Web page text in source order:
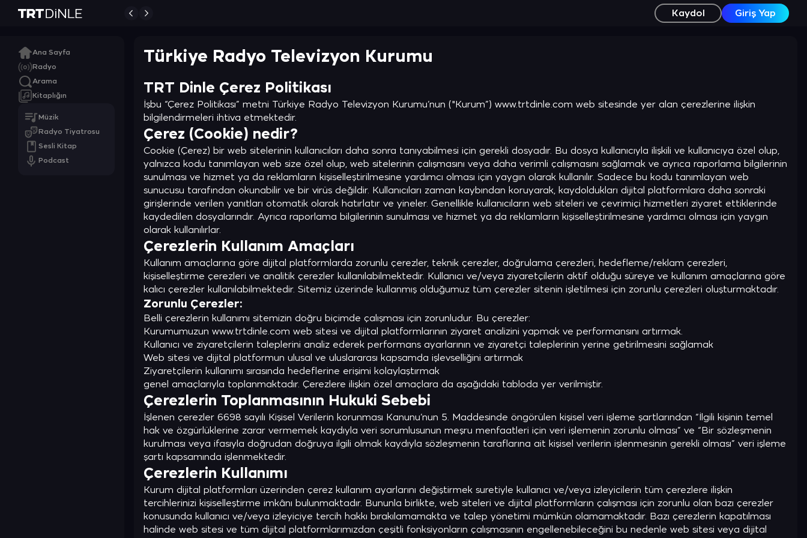
Kaydol Giriş Yap
Ana Sayfa
Radyo
Arama
Kitaplığın
Müzik
Radyo Tiyatrosu
Sesli Kitap
Podcast
Türkiye Radyo Televizyon Kurumu
TRT Dinle Çerez Politikası
İşbu “Çerez Politikası” metni Türkiye Radyo Televizyon Kurumu’nun ("Kurum”) www.trtdinle.com web sitesinde yer alan çerezlerine ilişkin
bilgilendirmeleri ihtiva etmektedir.
Çerez (Cookie) nedir?
Cookie (Çerez) bir web sitelerinin kullanıcıları daha sonra tanıyabilmesi için gerekli dosyadır. Bu dosya kullanıcıyla ilişkili ve kullanıcıya özel olup,
yalnızca kodu tanımlayan web size özel olup, web sitelerinin çalışmasını veya daha verimli çalışmasını sağlamak ve ayrıca raporlama bilgilerinin
sunulması ve hizmet ya da reklamların kişiselleştirilmesine yardımcı olması için yaygın olarak kullanılır. Sadece bu kodu tanımlayan web
sunucusu tarafından okunabilir ve bir virüs değildir. Kullanıcıları zaman kaybından koruyarak, kaydoldukları dijital platformlara daha sonraki
girişlerinde verilen yanıtları otomatik olarak hatırlatır ve yineler. Genellikle kullanıcıların web siteleri ve çevrimiçi hizmetleri ziyaret ettiklerinde
kaydedilen dosyalarındır. Ayrıca raporlama bilgilerinin sunulması ve hizmet ya da reklamların kişiselleştirilmesine yardımcı olması için yaygın
olarak kullanılırlar.
Çerezlerin Kullanım Amaçları
Kullanım amaçlarına göre dijital platformlarda zorunlu çerezler, teknik çerezler, doğrulama çerezleri, hedefleme/reklam çerezleri,
kişiselleştirme çerezleri ve analitik çerezler kullanılabilmektedir. Kullanıcı ve/veya ziyaretçilerin aktif olduğu süreye ve kullanım amaçlarına göre
kalıcı çerezler kullanılabilmektedir. Sitemiz üzerinde kullanmış olduğumuz tüm çerezler sitenin işletilmesi için zorunlu çerezleri oluşturmaktadır.
Zorunlu Çerezler:
Belli çerezlerin kullanımı sitemizin doğru biçimde çalışması için zorunludur. Bu çerezler:
Kurumumuzun www.trtdinle.com web sitesi ve dijital platformlarının ziyaret analizini yapmak ve performansını artırmak.
Kullanıcı ve ziyaretçilerin taleplerini analiz ederek performans ayarlarının ve ziyaretçi taleplerinin yerine getirilmesini sağlamak
Web sitesi ve dijital platformun ulusal ve uluslararası kapsamda işlevselliğini artırmak
Ziyaretçilerin kullanımı sırasında hedeflerine erişimi kolaylaştırmak
genel amaçlarıyla toplanmaktadır. Çerezlere ilişkin özel amaçlara da aşağıdaki tabloda yer verilmiştir.
Çerezlerin Toplanmasının Hukuki Sebebi
İşlenen çerezler 6698 sayılı Kişisel Verilerin korunması Kanunu’nun 5. Maddesinde öngörülen kişisel veri işleme şartlarından “İlgili kişinin temel
hak ve özgürlüklerine zarar vermemek kaydıyla veri sorumlusunun meşru menfaatleri için veri işlemenin zorunlu olması” ve “Bir sözleşmenin
kurulması veya ifasıyla doğrudan doğruya ilgili olmak kaydıyla sözleşmenin taraflarına ait kişisel verilerin işlenmesinin gerekli olması” veri işleme
şartı kapsamında işlenmektedir.
Çerezlerin Kullanımı
Kurum dijital platformları üzerinden çerez kullanım ayarlarını değiştirmek suretiyle kullanıcı ve/veya izleyicilerin tüm çerezlere ilişkin
tercihlerinizi kişiselleştirme imkânı bulunmaktadır. Bununla birlikte, web siteleri ve dijital platformların çalışması için zorunlu olan bazı çerezler
konusunda kullanıcı ve/veya izleyiciye tercih hakkı bırakılamamakta ve talep yönetimi mümkün olamamaktadır. Bazı çerezlerin kapatılması
halinde web sitesi ve tüm dijital platformlarımızdan çeşitli fonksiyonların çalışmasının engellenebileceğini bu nedenle web sitesi veya dijital